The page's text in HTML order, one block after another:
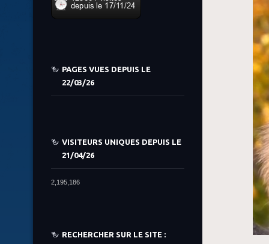
PAGES VUES DEPUIS LE
22/03/26
VISITEURS UNIQUES DEPUIS LE
21/04/26
2,195,186
RECHERCHER SUR LE SITE :